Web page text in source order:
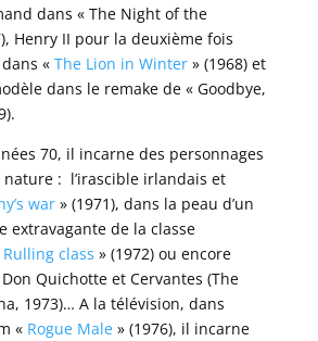
dans « The Night of the
Henry II pour la deuxième fois
« The Lion in Winter» (1968) et
dans le remake de « Goodbye,
70, il incarne des personnages
: l’irascible irlandais et
war» (1971), dans la peau d’un
extravagante de la classe
class » (1972) ou encore
Quichotte et Cervantes (The
1973)… A la télévision, dans
« Rogue Male» (1976), il incarne